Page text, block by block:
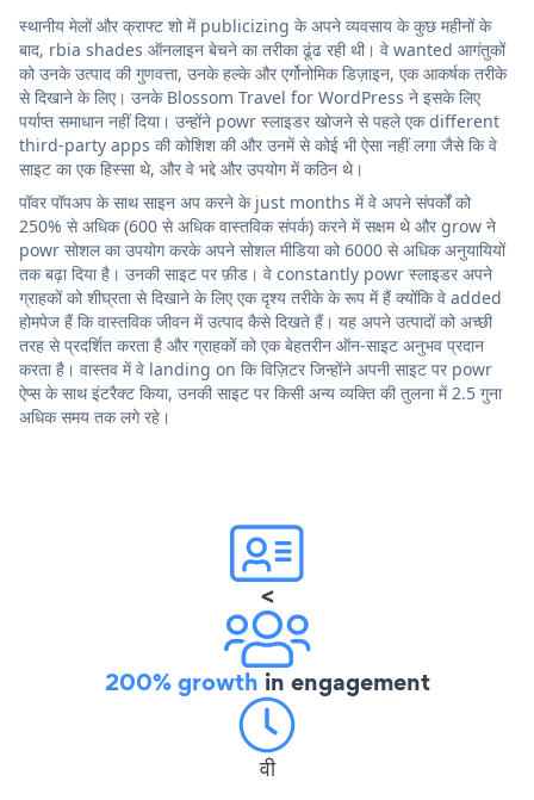
स्थानीय मेलों और क्राफ्ट शो में publicizing के अपने व्यवसाय के कुछ महीनों के
बाद, rbia shades ऑनलाइन बेचने का तरीका ढूंढ रही थी। वे wanted आगंतुकों
को उनके उत्पाद की गुणवत्ता, उनके हल्के और एर्गोनोमिक डिज़ाइन, एक आकर्षक तरीके
से दिखाने के लिए। उनके Blossom Travel for WordPress ने इसके लिए
पर्याप्त समाधान नहीं दिया। उन्होंने powr स्लाइडर खोजने से पहले एक different
third-party apps की कोशिश की और उनमें से कोई भी ऐसा नहीं लगा जैसे कि वे
साइट का एक हिस्सा थे, और वे भद्दे और उपयोग में कठिन थे।
पॉवर पॉपअप के साथ साइन अप करने के just months में वे अपने संपर्कों को
250% से अधिक (600 से अधिक वास्तविक संपर्क) करने में सक्षम थे और grow ने
powr सोशल का उपयोग करके अपने सोशल मीडिया को 6000 से अधिक अनुयायियों
तक बढ़ा दिया है। उनकी साइट पर फ़ीड। वे constantly powr स्लाइडर अपने
ग्राहकों को शीघ्रता से दिखाने के लिए एक दृश्य तरीके के रूप में हैं क्योंकि वे added
होमपेज हैं कि वास्तविक जीवन में उत्पाद कैसे दिखते हैं। यह अपने उत्पादों को अच्छी
तरह से प्रदर्शित करता है और ग्राहकों को एक बेहतरीन ऑन-साइट अनुभव प्रदान
करता है। वास्तव में वे landing on कि विज़िटर जिन्होंने अपनी साइट पर powr
ऐप्स के साथ इंटरैक्ट किया, उनकी साइट पर किसी अन्य व्यक्ति की तुलना में 2.5 गुना
अधिक समय तक लगे रहे।
<
200% growth in engagement
वी